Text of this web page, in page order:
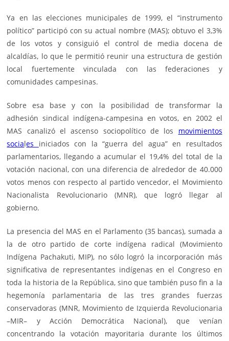
Ya en las elecciones municipales de 1999, el “instrumento
político” participó con su actual nombre (MAS); obtuvo el 3,3%
de los votos y consiguió el control de media docena de
alcaldías, lo que le permitió reunir una estructura de gestión
local fuertemente vinculada con las federaciones y
comunidades campesinas.
Sobre esa base y con la posibilidad de transformar la
adhesión sindical indígena-campesina en votos, en 2002 el
MAS canalizó el ascenso sociopolítico de los movimientos
sociales iniciados con la “guerra del agua” en resultados
parlamentarios, llegando a acumular el 19,4% del total de la
votación nacional, con una diferencia de alrededor de 40.000
votos menos con respecto al partido vencedor, el Movimiento
Nacionalista Revolucionario (MNR), que logró llegar al
gobierno.
La presencia del MAS en el Parlamento (35 bancas), sumada a
la de otro partido de corte indígena radical (Movimiento
Indígena Pachakuti, MIP), no sólo logró la incorporación más
significativa de representantes indígenas en el Congreso en
toda la historia de la República, sino que también puso fin a la
hegemonía parlamentaria de las tres grandes fuerzas
conservadoras (MNR, Movimiento de Izquierda Revolucionaria
–MIR– y Acción Democrática Nacional), que venían
concentrando la votación mayoritaria durante los últimos